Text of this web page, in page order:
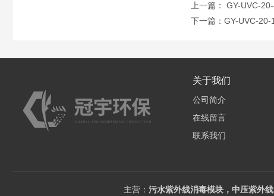
上一篇： GY-UVC-
下一篇： GY-UVC-20-
关于我们
公司简介
在线留言
联系我们
主营： 污水紫外线消毒模块，中压紫外